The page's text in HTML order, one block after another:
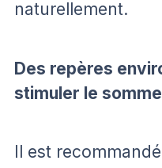
naturellement.
Des repères
stimuler le
Il est